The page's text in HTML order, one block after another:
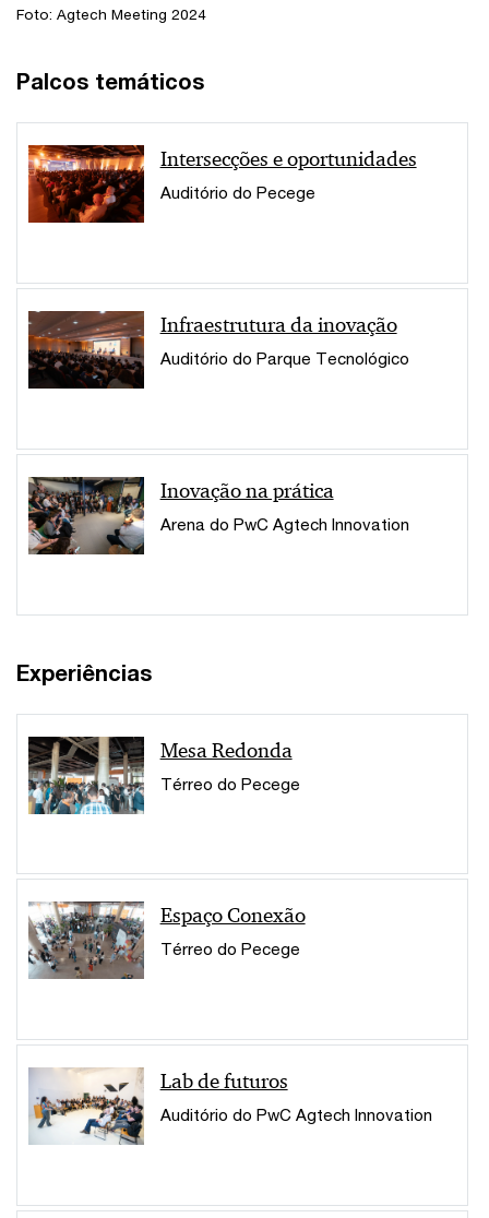
Foto: Agtech Meeting 2024
Palcos temáticos
Intersecções e oportunidades
Auditório do Pecege
Infraestrutura da inovação
Auditório do Parque Tecnológico
Inovação na prática
Arena do PwC Agtech Innovation
Experiências
Mesa Redonda
Térreo do Pecege
Espaço Conexão
Térreo do Pecege
Lab de futuros
Auditório do PwC Agtech Innovation